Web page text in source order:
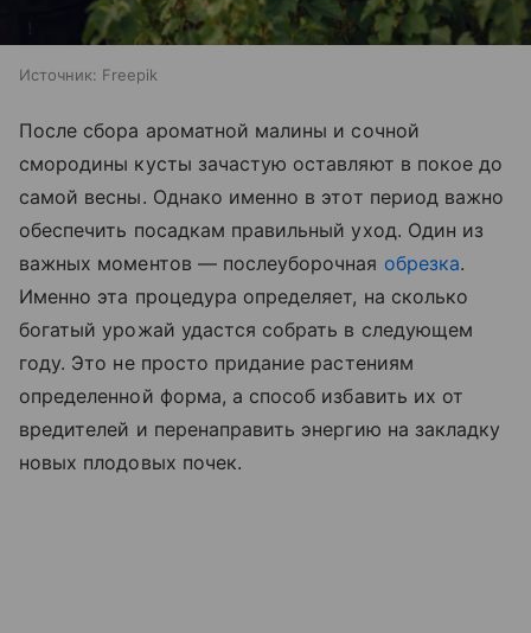
Источник: Freepik
После сбора ароматной малины и сочной
смородины кусты зачастую оставляют в покое до
самой весны. Однако именно в этот период важно
обеспечить посадкам правильный уход. Один из
важных моментов — послеуборочная обрезка.
Именно эта процедура определяет, на сколько
богатый урожай удастся собрать в следующем
году. Это не просто придание растениям
определенной форма, а способ избавить их от
вредителей и перенаправить энергию на закладку
новых плодовых почек.